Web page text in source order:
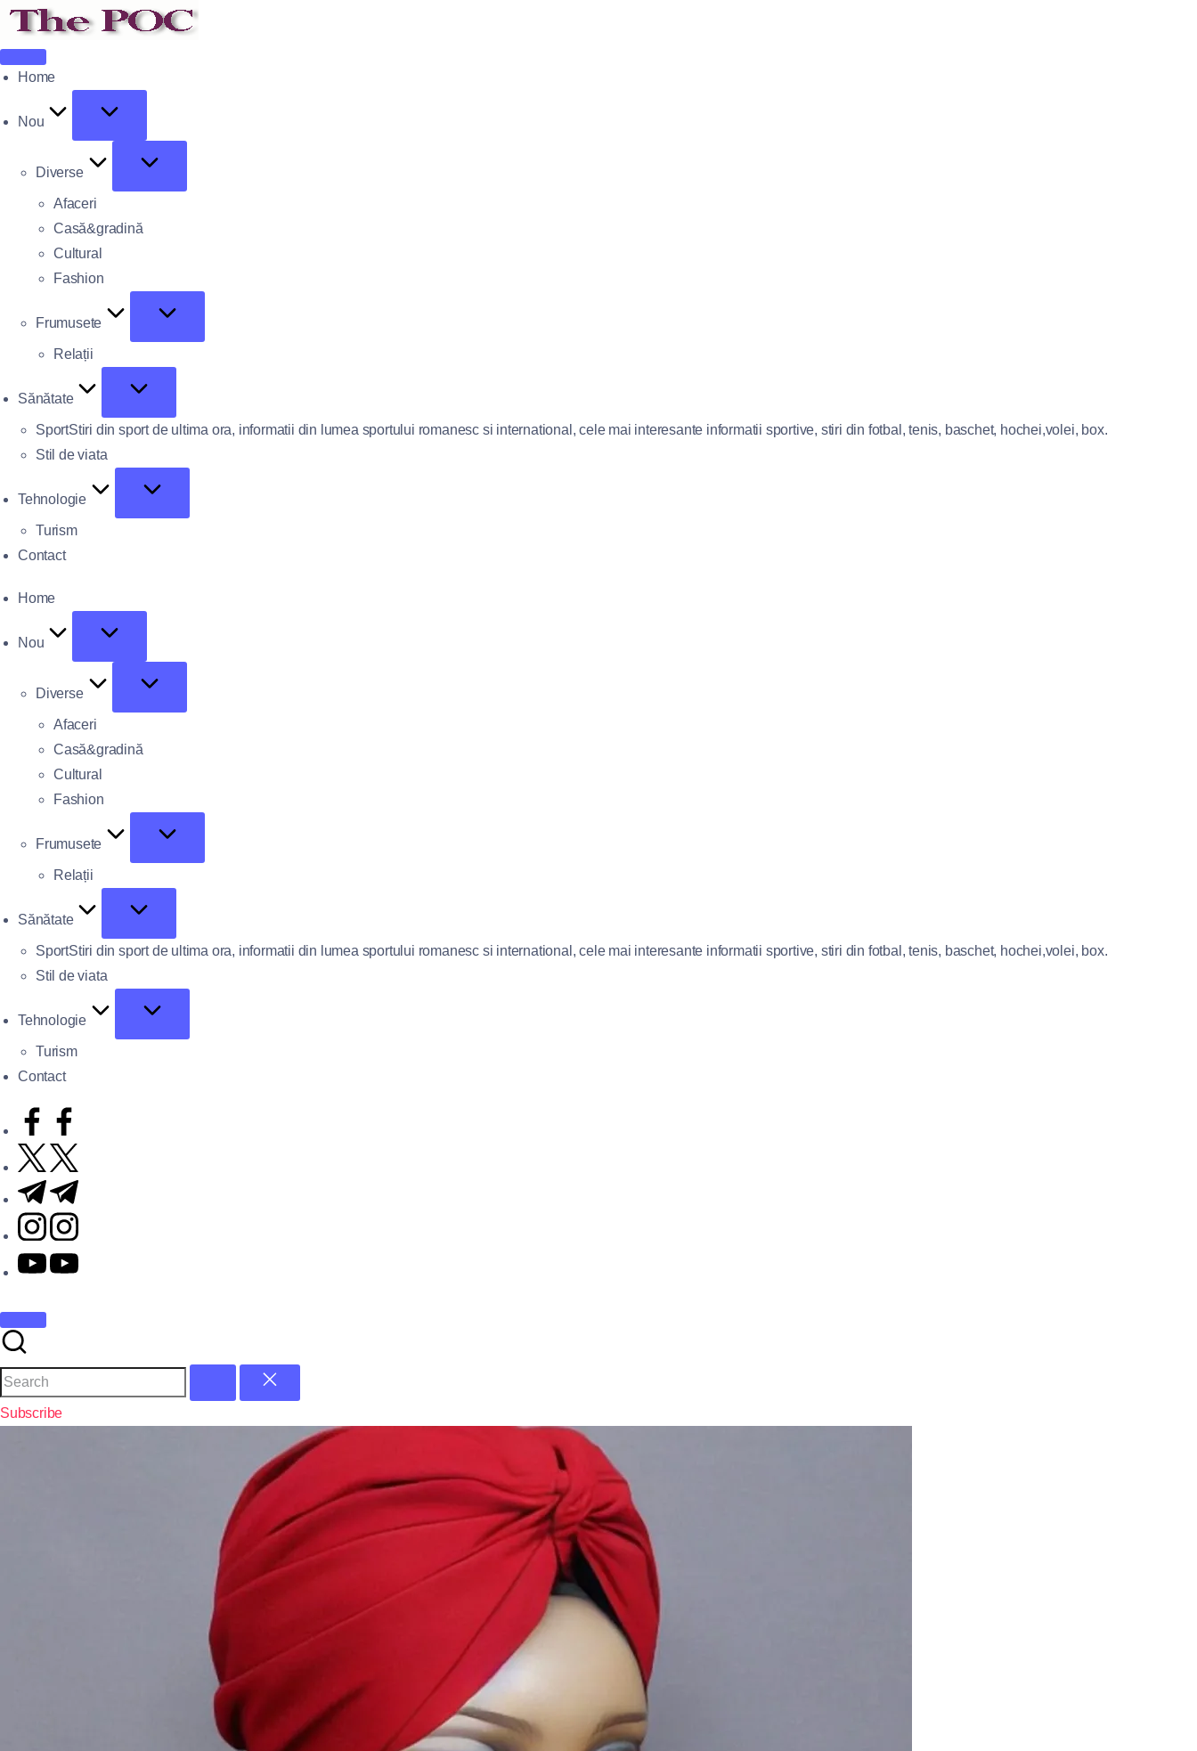
Home
Nou
Diverse
Afaceri
Casă&gradină
Cultural
Fashion
Frumusete
Relații
Sănătate
SportStiri din sport de ultima ora, informatii din lumea sportului romanesc si international, cele mai interesante informatii sportive, stiri din fotbal, tenis, baschet, hochei,volei, box.
Stil de viata
Tehnologie
Turism
Contact
Home
Nou
Diverse
Afaceri
Casă&gradină
Cultural
Fashion
Frumusete
Relații
Sănătate
SportStiri din sport de ultima ora, informatii din lumea sportului romanesc si international, cele mai interesante informatii sportive, stiri din fotbal, tenis, baschet, hochei,volei, box.
Stil de viata
Tehnologie
Turism
Contact
Subscribe